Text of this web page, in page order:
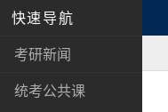
快速导航
考研新闻
统考公共课